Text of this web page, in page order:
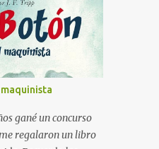
gané un concurso
regalaron un libro